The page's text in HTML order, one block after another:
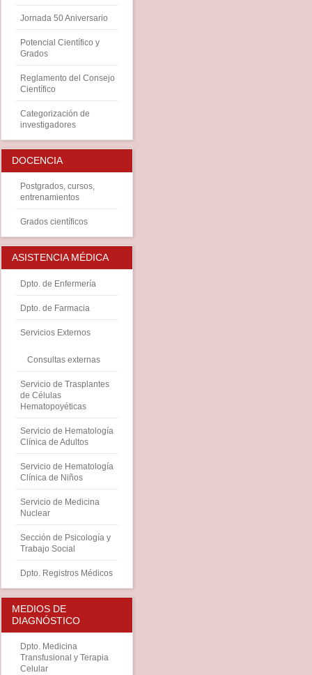
Jornada 50 Aniversario
Potencial Científico y
Grados
Reglamento del Consejo
Científico
Categorización de
investigadores
DOCENCIA
Postgrados, cursos,
entrenamientos
Grados científicos
ASISTENCIA MÉDICA
Dpto. de Enfermería
Dpto. de Farmacia
Servicios Externos
Consultas externas
Servicio de Trasplantes
de Células
Hematopoyéticas
Servicio de Hematología
Clínica de Adultos
Servicio de Hematología
Clínica de Niños
Servicio de Medicina
Nuclear
Sección de Psicología y
Trabajo Social
Dpto. Registros Médicos
MEDIOS DE
DIAGNÓSTICO
Dpto. Medicina
Transfusional y Terapia
Celular